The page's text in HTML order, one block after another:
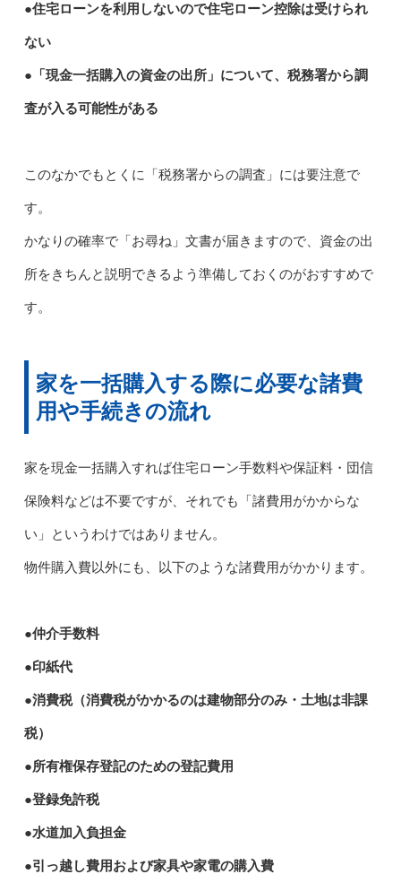
●住宅ローンを利用しないので住宅ローン控除は受けられ
ない
●「現金一括購入の資金の出所」について、税務署から調
査が入る可能性がある
このなかでもとくに「税務署からの調査」には要注意で
す。
かなりの確率で「お尋ね」文書が届きますので、資金の出
所をきちんと説明できるよう準備しておくのがおすすめで
す。
家を一括購入する際に必要な諸費
用や手続きの流れ
家を現金一括購入すれば住宅ローン手数料や保証料・団信
保険料などは不要ですが、それでも「諸費用がかからな
い」というわけではありません。
物件購入費以外にも、以下のような諸費用がかかります。
●仲介手数料
●印紙代
●消費税（消費税がかかるのは建物部分のみ・土地は非課
税）
●所有権保存登記のための登記費用
●登録免許税
●水道加入負担金
●引っ越し費用および家具や家電の購入費